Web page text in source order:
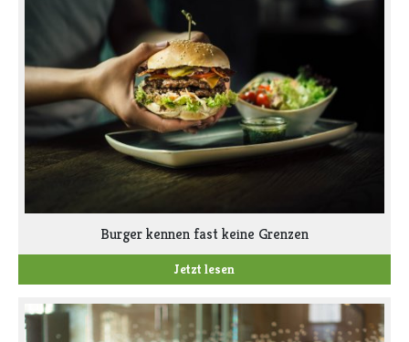
Burger kennen fast keine Grenzen
Jetzt lesen